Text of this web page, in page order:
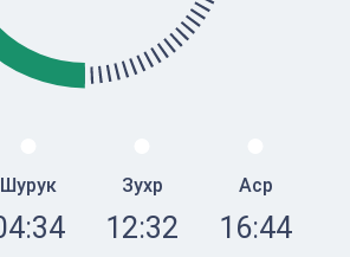
Шурук Зухр
12:32
Аср
16:44